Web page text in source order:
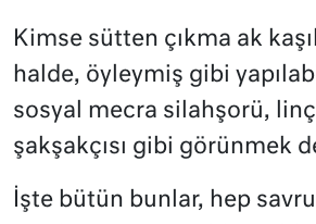
Kimse sütten çıkma ak
halde, öyleymiş gibi
sosyal mecra silahşorü, linç
şakşakçısı gibi görünmek
İşte bütün bunlar, hep